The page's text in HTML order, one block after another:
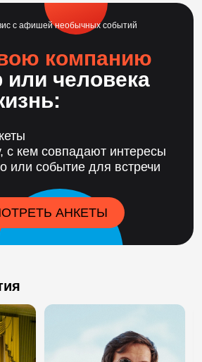
с афишей необычных событий
компанию
или человека
с кем совпадают интересы
или событие для встречи
АНКЕТЫ